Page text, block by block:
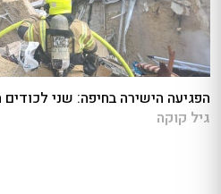
הפגיעה הישירה בחיפה: שני לכודים
גיל קוקה